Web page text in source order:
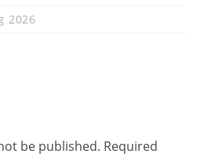
2026
be published. Required